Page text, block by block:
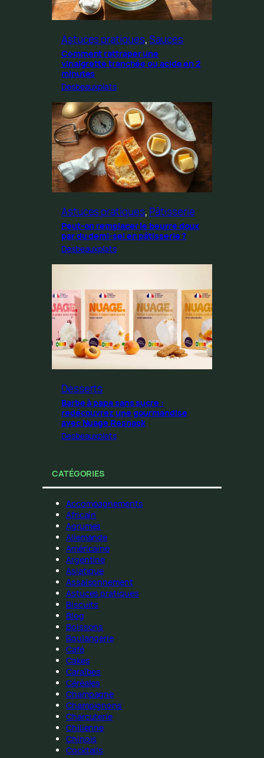
Astuces pratiques, Sauces
Comment rattraper une
vinaigrette tranchée ou acide en 2
minutes
Desbeauxplats
Astuces pratiques, Pâtisserie
Peut-on remplacer le beurre doux
par du demi-sel en pâtisserie ?
Desbeauxplats
Desserts
Barbe à papa sans sucre :
redécouvrez une gourmandise
avec Nuage Resnack
Desbeauxplats
CATÉGORIES
Accompagnements
Africain
Agrumes
Allemande
Américaine
Argentine
Asiatique
Assaisonnement
Astuces pratiques
Biscuits
Blog
Boissons
Boulangerie
Café
Cakes
Caraïbes
Céréales
Champagne
Champignons
Charcuterie
Chilienne
Chinois
Cocktails